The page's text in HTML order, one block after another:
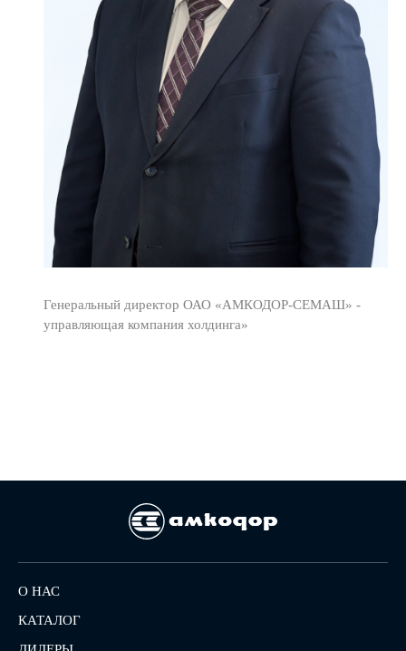
Генеральный директор ОАО «АМКОДОР-СЕМАШ» -
управляющая компания холдинга»
О НАС
КАТАЛОГ